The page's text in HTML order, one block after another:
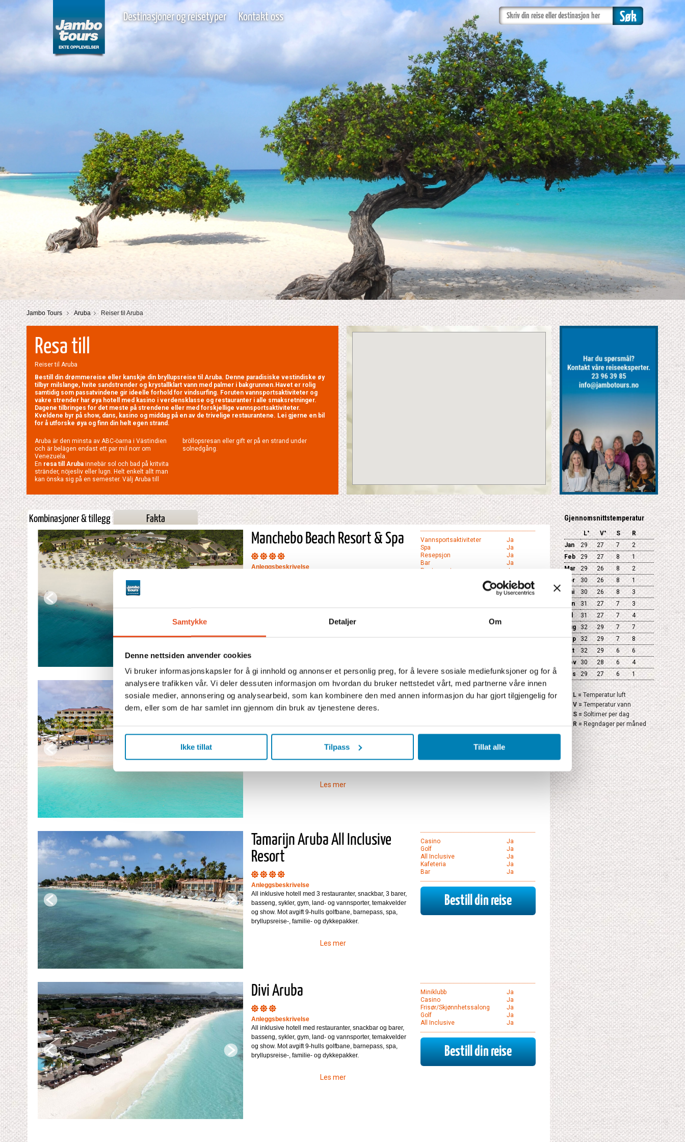
Samtykke Detaljer Om
Denne nettsiden anvender cookies
Vi bruker informasjonskapsler for å gi innhold og annonser et personlig preg, for å levere sosiale mediefunksjoner og for å
analysere trafikken vår. Vi deler dessuten informasjon om hvordan du bruker nettstedet vårt, med partnerne våre innen
sosiale medier, annonsering og analysearbeid, som kan kombinere den med annen informasjon du har gjort tilgjengelig for
dem, eller som de har samlet inn gjennom din bruk av tjenestene deres.
Ikke tillat Tilpass Tillat alle
Destinasjoner og reisetyper Kontakt oss
Jambo Tours Aruba Reiser til Aruba
Resa till
Reiser til Aruba
Bestill din drømmereise eller kanskje din bryllupsreise til Aruba. Denne paradisiske vestindiske øy
tilbyr milslange, hvite sandstrender og krystallklart vann med palmer i bakgrunnen.Havet er rolig
samtidig som passatvindene gir ideelle forhold for vindsurfing. Foruten vannsportsaktiviteter og
vakre strender har øya hotell med kasino i verdensklasse og restauranter i alle smaksretninger.
Dagene tilbringes for det meste på strendene eller med forskjellige vannsportsaktiviteter.
Kveldene byr på show, dans, kasino og middag på en av de trivelige restaurantene. Lei gjerne en bil
for å utforske øya og finn din helt egen strand.
Aruba är den minsta av ABC-öarna i Västindien
och är belägen endast ett par mil norr om
Venezuela.
En resa till Aruba innebär sol och bad på kritvita
stränder, nöjesliv eller lugn. Helt enkelt allt man
kan önska sig på en semester. Välj Aruba till
bröllopsresan eller gift er på en strand under
solnedgång.
Kombinasjoner & tillegg Fakta
Manchebo Beach Resort & Spa
Anleggsbeskrivelse
Vannsportsaktiviteter
Ja
Spa
Ja
Resepsjon
Ja
Bar
Ja
Restaurant
Ja
Bestill din reise
Bucuti & Tara Beach Resort
Her finnes en restaurant som serverer frokost, lunsj og
middag beliggende ved stranden, en bar, gym,
souvenirbutik, basseng og business senter med tilgang til
fri e-mail. I tilslutning til hotellet ligger Tara Suites. Ingen
Les mer
Restaurant
Ja
Bestill din reise
Tamarijn Aruba All Inclusive
Resort
Anleggsbeskrivelse
All inklusive hotell med 3 restauranter, snackbar, 3 barer,
basseng, sykler, gym, land- og vannsporter, temakvelder
og show. Mot avgift 9-hulls golfbane, barnepass, spa,
bryllupsreise-, familie- og dykkepakker.
Les mer
Casino
Ja
Golf
Ja
All Inclusive
Ja
Kafeteria
Ja
Bar
Ja
Bestill din reise
Divi Aruba
Anleggsbeskrivelse
All inklusive hotell med restauranter, snackbar og barer,
basseng, sykler, gym, land- og vannsporter, temakvelder
og show. Mot avgift 9-hulls golfbane, barnepass, spa,
bryllupsreise-, familie- og dykkepakker.
Les mer
Miniklubb
Ja
Casino
Ja
Frisør/Skjønnhetssalong
Ja
Golf
Ja
All Inclusive
Ja
Bestill din reise
Gjennomsnittstemperatur
L° V° S
R
Jan
29 27 7
2
Feb
29 27 8
1
Mar
29 26 8
2
Apr
30 26 8
1
Mai
30 26 8
3
Jun
31 27 7
3
31 27 7
4
Aug
32 29 7
7
Sep
32 29 7
8
Okt
32 29 6
6
Nov
30 28 6
4
Des
29 27 6 1
L = Temperatur luft
V =Temperatur vann
S =Soltimer per dag
R =Regndager per måned